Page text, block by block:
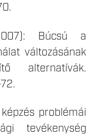
Búcsú a
változásának
alternatívák.
problémái
tevékenység